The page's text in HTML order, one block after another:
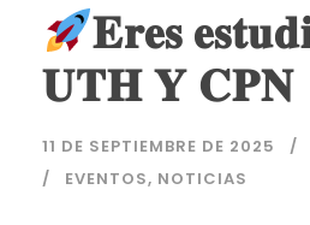
𝐄𝐫𝐞𝐬
𝐔𝐓𝐇 𝐘 𝐂𝐏𝐍
11 DE SEPTIEMBRE DE 2025
EVENTOS, NOTICIAS